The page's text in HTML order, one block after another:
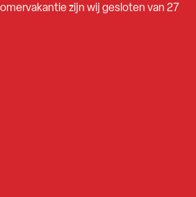
zijn wij gesloten van 27